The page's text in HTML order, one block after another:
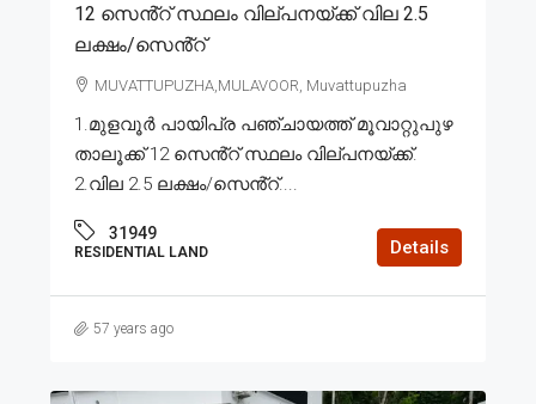
12 സെൻ്റ് സ്ഥലം വില്പനയ്ക്ക് വില 2.5
ലക്ഷം/സെൻ്റ്
MUVATTUPUZHA,MULAVOOR, Muvattupuzha
1.മുളവൂർ പായിപ്ര പഞ്ചായത്ത് മൂവാറ്റുപുഴ
താലൂക്ക് 12 സെൻ്റ് സ്ഥലം വില്പനയ്ക്ക്.
2.വില 2.5 ലക്ഷം/സെൻ്റ്....
31949
RESIDENTIAL LAND Details
57 years ago